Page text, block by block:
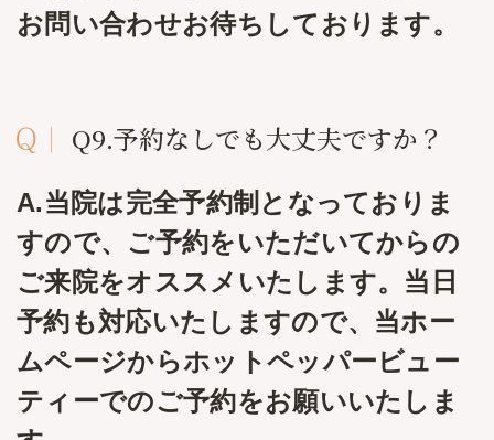
お問い合わせお待ちしております。
Q9.予約なしでも大丈夫ですか？
A.当院は完全予約制となっておりま
すので、ご予約をいただいてからの
ご来院をオススメいたします。当日
予約も対応いたしますので、当ホー
ムページからホットペッパービュー
ティーでのご予約をお願いいたしま